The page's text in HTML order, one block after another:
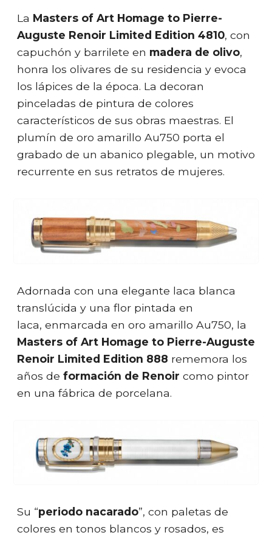
La Masters of Art Homage to Pierre-
Auguste Renoir Limited Edition 4810, con
capuchón y barrilete en madera de olivo,
honra los olivares de su residencia y evoca
los lápices de la época. La decoran
pinceladas de pintura de colores
característicos de sus obras maestras. El
plumín de oro amarillo Au750 porta el
grabado de un abanico plegable, un motivo
recurrente en sus retratos de mujeres.
Adornada con una elegante laca blanca
translúcida y una flor pintada en
laca, enmarcada en oro amarillo Au750, la
Masters of Art Homage to Pierre-Auguste
Renoir Limited Edition 888 rememora los
años de formación de Renoir como pintor
en una fábrica de porcelana.
Su “periodo nacarado”, con paletas de
colores en tonos blancos y rosados, es